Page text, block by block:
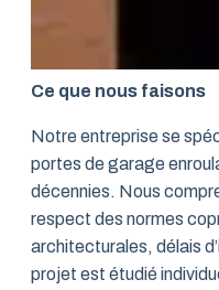
Ce que nous faisons
Notre entreprise se
portes de garage
décennies. Nous
respect des normes
architecturales, délais
projet est étudié